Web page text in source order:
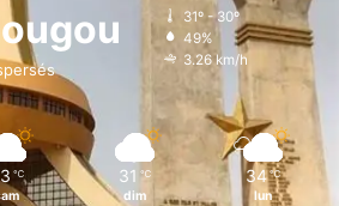
i
n
g
r
k
31º - 30º
49%
3.26 km/h
℃ 31 ℃
dim
34 ℃
lun